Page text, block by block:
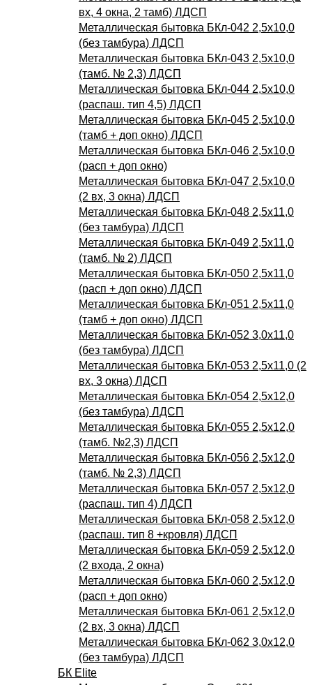
вх, 4 окна, 2 тамб) ЛДСП
Металлическая бытовка БКл-042 2,5х10,0
(без тамбура) ЛДСП
Металлическая бытовка БКл-043 2,5х10,0
(тамб. № 2,3) ЛДСП
Металлическая бытовка БКл-044 2,5х10,0
(распаш. тип 4,5) ЛДСП
Металлическая бытовка БКл-045 2,5х10,0
(тамб + доп окно) ЛДСП
Металлическая бытовка БКл-046 2,5х10,0
(расп + доп окно)
Металлическая бытовка БКл-047 2,5х10,0
(2 вх, 3 окна) ЛДСП
Металлическая бытовка БКл-048 2,5х11,0
(без тамбура) ЛДСП
Металлическая бытовка БКл-049 2,5х11,0
(тамб. № 2) ЛДСП
Металлическая бытовка БКл-050 2,5х11,0
(расп + доп окно) ЛДСП
Металлическая бытовка БКл-051 2,5х11,0
(тамб + доп окно) ЛДСП
Металлическая бытовка БКл-052 3,0х11,0
(без тамбура) ЛДСП
Металлическая бытовка БКл-053 2,5х11,0 (2
вх, 3 окна) ЛДСП
Металлическая бытовка БКл-054 2,5х12,0
(без тамбура) ЛДСП
Металлическая бытовка БКл-055 2,5х12,0
(тамб. №2,3) ЛДСП
Металлическая бытовка БКл-056 2,5х12,0
(тамб. № 2,3) ЛДСП
Металлическая бытовка БКл-057 2,5х12,0
(распаш. тип 4) ЛДСП
Металлическая бытовка БКл-058 2,5х12,0
(распаш. тип 8 +кровля) ЛДСП
Металлическая бытовка БКл-059 2,5х12,0
(2 входа, 2 окна)
Металлическая бытовка БКл-060 2,5х12,0
(расп + доп окно)
Металлическая бытовка БКл-061 2,5х12,0
(2 вх, 3 окна) ЛДСП
Металлическая бытовка БКл-062 3,0х12,0
(без тамбура) ЛДСП
БК Elite